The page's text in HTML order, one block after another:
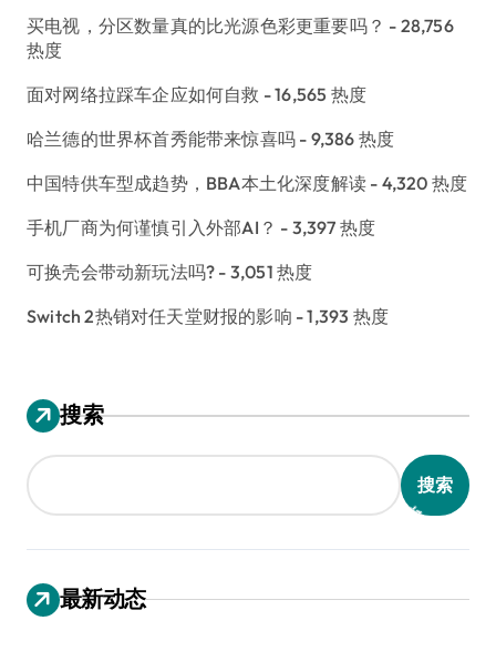
买电视，分区数量真的比光源色彩更重要吗？ - 28,756
热度
面对网络拉踩车企应如何自救 - 16,565 热度
哈兰德的世界杯首秀能带来惊喜吗 - 9,386 热度
中国特供车型成趋势，BBA本土化深度解读 - 4,320 热度
手机厂商为何谨慎引入外部AI？ - 3,397 热度
可换壳会带动新玩法吗? - 3,051 热度
Switch 2热销对任天堂财报的影响 - 1,393 热度
搜索
搜索
最新动态